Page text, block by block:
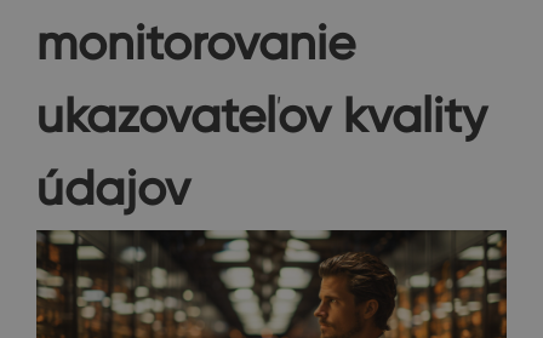
monitorovanie
ukazovateľov kvality
údajov